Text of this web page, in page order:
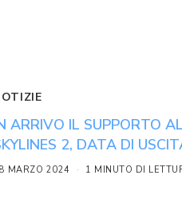
ARRIVO IL SUPPORTO
2, DATA DI
MARZO 2024 1 MINUTO DI